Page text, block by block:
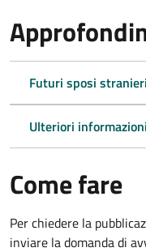
Futuri sposi stranieri
Ulteriori informazioni
Come fare
Per chiedere la
inviare la domanda di